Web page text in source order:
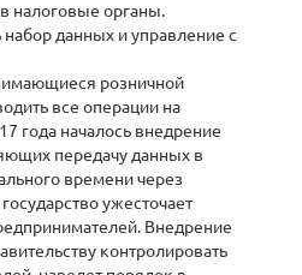
налоговые органы.
данных и управление с
розничной
все операции на
года началось внедрение
передачу данных в
времени через
ужесточает
Внедрение
контролировать